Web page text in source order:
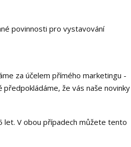
povinnosti pro vystavování
za účelem přímého marketingu -
předpokládáme, že vás naše novinky
let. V obou případech můžete tento